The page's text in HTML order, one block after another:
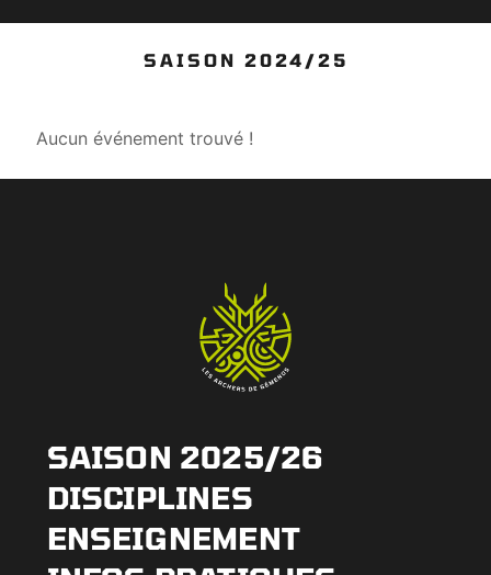
SAISON 2024/25
Aucun événement trouvé !
SAISON 2025/26
DISCIPLINES
ENSEIGNEMENT